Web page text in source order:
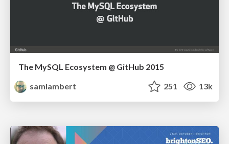
The MySQL Ecosystem @ GitHub 2015
samlambert
251 13k